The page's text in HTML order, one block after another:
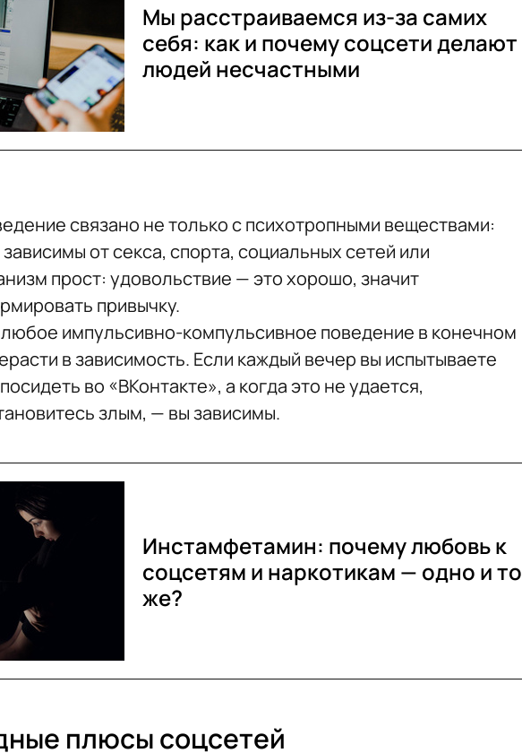
Мы расстраиваемся из-за самих
себя: как и почему соцсети делают
людей несчастными
связано не только с психотропными веществами:
от секса, спорта, социальных сетей или
прост: удовольствие — это хорошо, значит
привычку.
импульсивно-компульсивное поведение в конечном
в зависимость. Если каждый вечер вы испытываете
во «ВКонтакте», а когда это не удается,
злым, — вы зависимы.
Инстамфетамин: почему любовь к
соцсетям и наркотикам — одно и то
же?
плюсы соцсетей